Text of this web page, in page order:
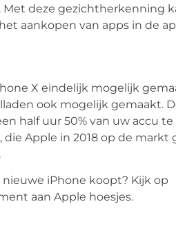
deze gezichtherkenning
aankopen van apps in de
X eindelijk mogelijk
ook mogelijk gemaakt.
half uur 50% van uw accu te
Apple in 2018 op de markt
iPhone koopt? Kijk op
aan Apple hoesjes.